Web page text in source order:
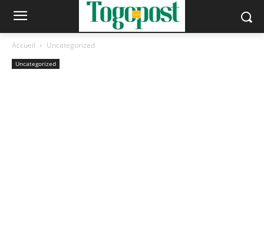
Accueil Uncategorized
Uncategorized